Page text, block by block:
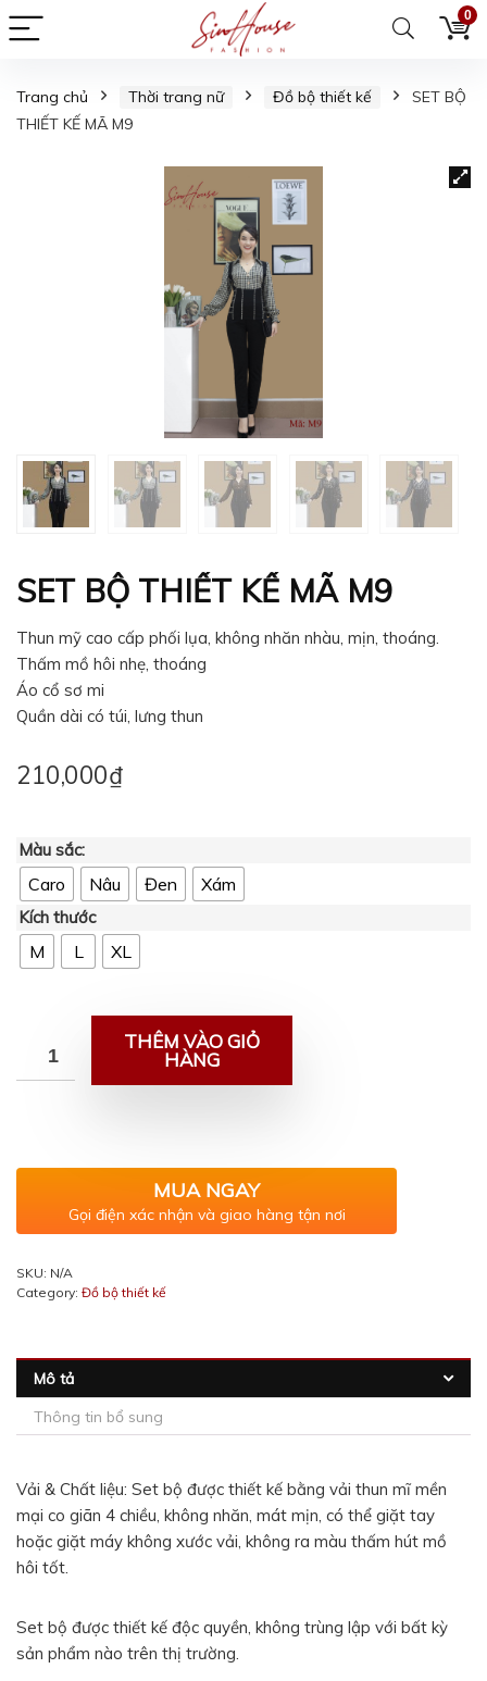
0
Trang chủ Thời trang nữ Đồ bộ thiết kế
SET BỘ
THIẾT KẾ MÃ M9
SET BỘ THIẾT KẾ MÃ M9
Thun mỹ cao cấp phối lụa, không nhăn nhàu, mịn, thoáng.
Thấm mồ hôi nhẹ, thoáng
Áo cổ sơ mi
Quần dài có túi, lưng thun
210,000₫
Màu sắc:
Caro Nâu Đen Xám
Kích thước
M L XL
THÊM VÀO GIỎ
HÀNG
MUA NGAY
Gọi điện xác nhận và giao hàng tận nơi
SKU: N/A
Category: Đồ bộ thiết kế
Mô tả
Thông tin bổ sung
Vải & Chất liệu: Set bộ được thiết kế bằng vải thun mĩ mền
mại co giãn 4 chiều, không nhăn, mát mịn, có thể giặt tay
hoặc giặt máy không xước vải, không ra màu thấm hút mồ
hôi tốt.
Set bộ được thiết kế độc quyền, không trùng lập với bất kỳ
sản phẩm nào trên thị trường.